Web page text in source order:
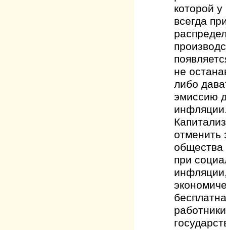
которой
всегда
не
либо
эмиссию
отменить
общества
при